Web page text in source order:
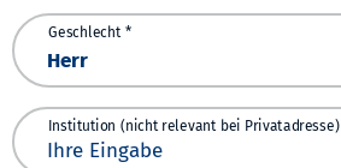
Geschlecht *
Institution (nicht relevant bei Privatadresse)